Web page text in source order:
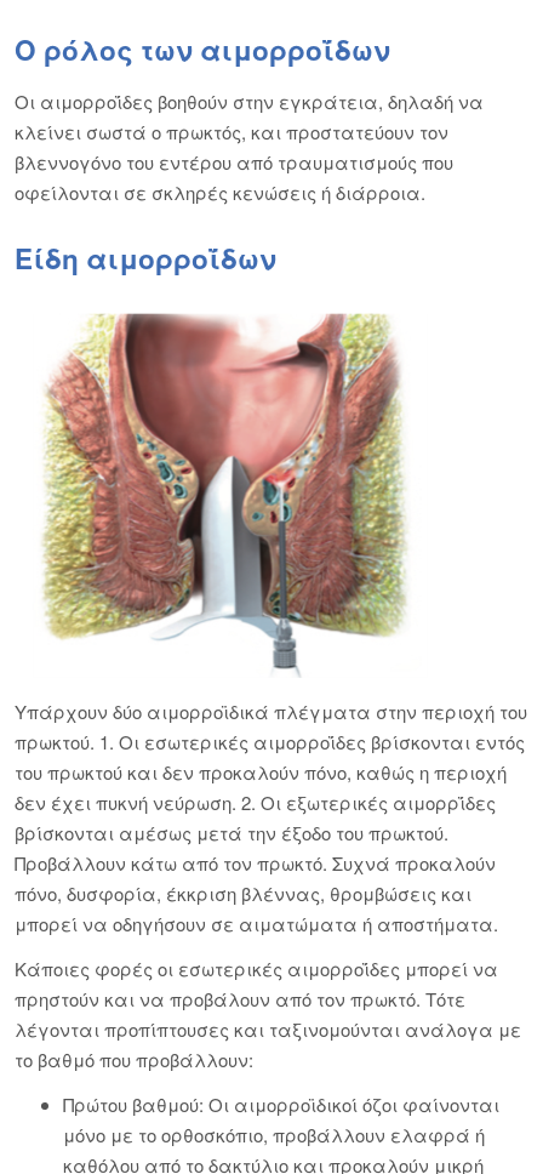
Ο ρόλος των αιμορροΐδων
Οι αιμορροΐδες βοηθούν στην εγκράτεια, δηλαδή να
κλείνει σωστά ο πρωκτός, και προστατεύουν τον
βλεννογόνο του εντέρου από τραυματισμούς που
οφείλονται σε σκληρές κενώσεις ή διάρροια.
Είδη αιμορροΐδων
Υπάρχουν δύο αιμορροϊδικά πλέγματα στην περιοχή του
πρωκτού. 1. Οι εσωτερικές αιμορροΐδες βρίσκονται εντός
του πρωκτού και δεν προκαλούν πόνο, καθώς η περιοχή
δεν έχει πυκνή νεύρωση. 2. Οι εξωτερικές αιμορρΐδες
βρίσκονται αμέσως μετά την έξοδο του πρωκτού.
Προβάλλουν κάτω από τον πρωκτό. Συχνά προκαλούν
πόνο, δυσφορία, έκκριση βλέννας, θρομβώσεις και
μπορεί να οδηγήσουν σε αιματώματα ή αποστήματα.
Κάποιες φορές οι εσωτερικές αιμορροΐδες μπορεί να
πρηστούν και να προβάλουν από τον πρωκτό. Τότε
λέγονται προπίπτουσες και ταξινομούνται ανάλογα με
το βαθμό που προβάλλουν:
Πρώτου βαθμού: Οι αιμορροϊδικοί όζοι φαίνονται
μόνο με το ορθοσκόπιο, προβάλλουν ελαφρά ή
καθόλου από το δακτύλιο και προκαλούν μικρή